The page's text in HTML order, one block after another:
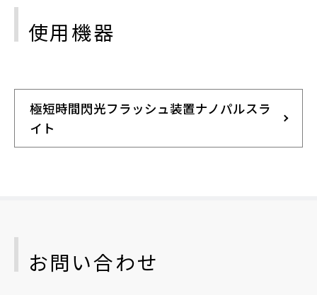
使用機器
極短時間閃光フラッシュ装置ナノパルスラ
イト
お問い合わせ